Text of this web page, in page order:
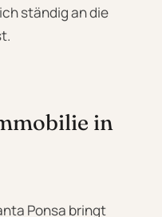
ständig an die
in
Ponsa bringt